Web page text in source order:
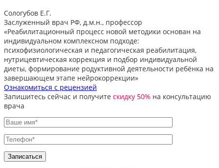
Сологубов Е.Г.
Заслуженный врач РФ, д.м.н., профессор
«Реабилитационный процесс новой методики основан на
индивидуальном комплексном подходе:
психофизиологическая и педагогическая реабилитация,
нутрицевтическая коррекция и подбор индивидуальной
диеты, формирование родуктивной деятельности ребёнка на
завершающем этапе нейрокоррекции»
Ознакомиться с рецензией
Запишитесь сейчас и получите скидку 50% на консультацию
врача